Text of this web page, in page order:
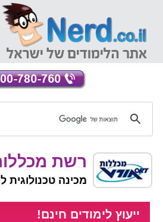
רשת
מכינה טכנולוגית
ייעוץ לימודים חינם!